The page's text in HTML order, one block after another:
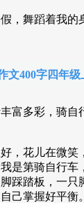
舞蹈着我的
文400字四年级
多彩，骑自
花儿在微笑
是第骑自行车
踩踏板，一只
己掌握好平衡